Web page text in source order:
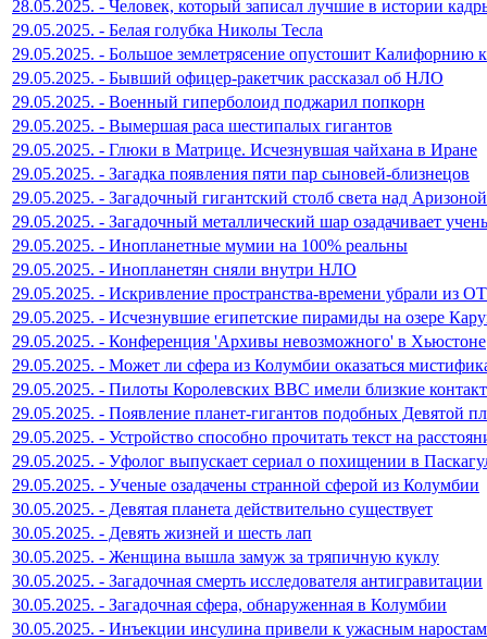
28.05.2025. - Человек, который записал лучшие в истории
29.05.2025. - Белая голубка Николы Тесла
29.05.2025. - Большое землетрясение опустошит Калифорнию
29.05.2025. - Бывший офицер-ракетчик рассказал об НЛО
29.05.2025. - Военный гиперболоид поджарил попкорн
29.05.2025. - Вымершая раса шестипалых гигантов
29.05.2025. - Глюки в Матрице. Исчезнувшая чайхана в Иране
29.05.2025. - Загадка появления пяти пар сыновей-близнецов
29.05.2025. - Загадочный гигантский столб света над Аризоной
29.05.2025. - Загадочный металлический шар озадачивает
29.05.2025. - Инопланетные мумии на 100% реальны
29.05.2025. - Инопланетян сняли внутри НЛО
29.05.2025. - Искривление пространства-времени убрали из
29.05.2025. - Исчезнувшие египетские пирамиды на озере
29.05.2025. - Конференция 'Архивы невозможного' в Хьюстоне
29.05.2025. - Может ли сфера из Колумбии оказаться
29.05.2025. - Пилоты Королевских ВВС имели близкие
29.05.2025. - Появление планет-гигантов подобных Девятой
29.05.2025. - Устройство способно прочитать текст на
29.05.2025. - Уфолог выпускает сериал о похищении в
29.05.2025. - Ученые озадачены странной сферой из Колумбии
30.05.2025. - Девятая планета действительно существует
30.05.2025. - Девять жизней и шесть лап
30.05.2025. - Женщина вышла замуж за тряпичную куклу
30.05.2025. - Загадочная смерть исследователя антигравитации
30.05.2025. - Загадочная сфера, обнаруженная в Колумбии
30.05.2025. - Инъекции инсулина привели к ужасным наростам